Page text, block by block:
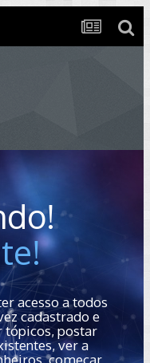
acesso a todos
cadastrado e
tópicos, postar
ver a
começar